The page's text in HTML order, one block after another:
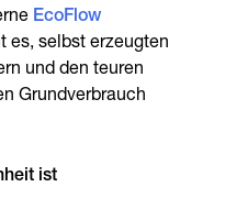
EcoFlow
es, selbst erzeugten
und den teuren
Grundverbrauch
ist